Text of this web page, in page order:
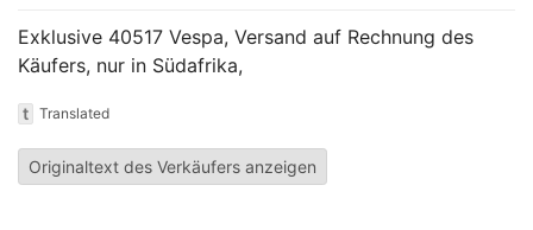
Exklusive 40517 Vespa, Versand auf Rechnung des
Käufers, nur in Südafrika,
t Translated
Originaltext des Verkäufers anzeigen